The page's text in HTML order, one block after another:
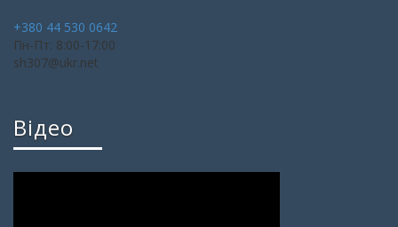
+380 44 530 0642
Пн-Пт: 8:00-17:00
sh307@ukr.net
Відео